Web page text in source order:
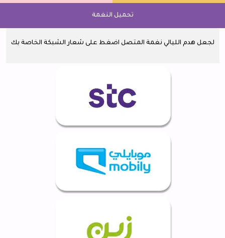
تحميل النغمة
لجعل هدم الليالي نغمة المتصل اضغط على شعار الشبكة الخاصة بك